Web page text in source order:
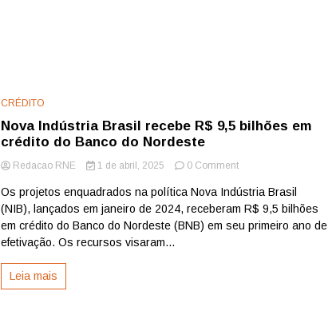
CRÉDITO
Nova Indústria Brasil recebe R$ 9,5 bilhões em
crédito do Banco do Nordeste
Redacao RNE 1 de abril, 2025 0 Commenton
Indústria
Brasil
recebe
Os projetos enquadrados na política Nova Indústria Brasil
(NIB), lançados em janeiro de 2024, receberam R$ 9,5 bilhões
em crédito do Banco do Nordeste (BNB) em seu primeiro ano de
efetivação. Os recursos visaram...
Leia mais